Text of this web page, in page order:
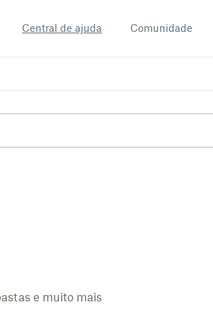
Central de ajuda Comunidade
e muito mais